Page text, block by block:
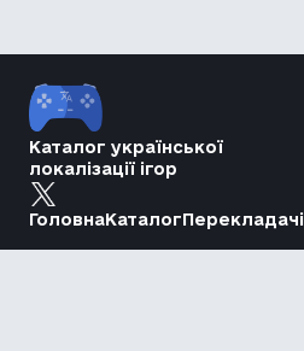
Каталог української
локалізації ігор
ГоловнаКаталогПерекладачі